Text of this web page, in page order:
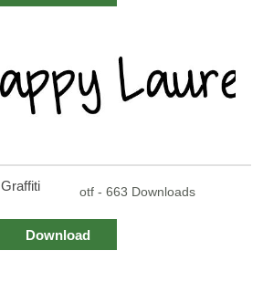
Graffiti otf - 663 Downloads
Download